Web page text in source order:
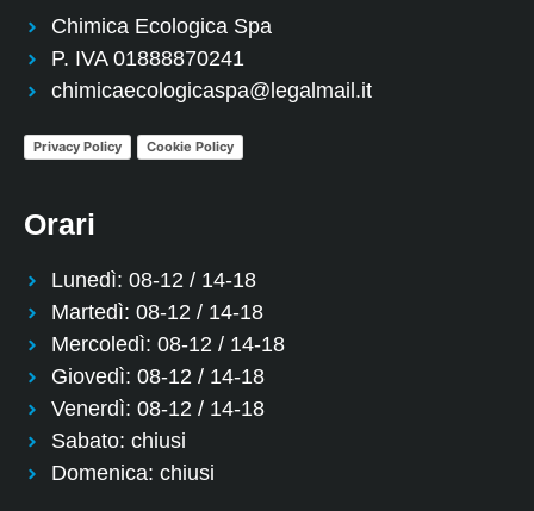
Chimica Ecologica Spa
P. IVA 01888870241
chimicaecologicaspa@legalmail.it
Privacy Policy Cookie Policy
Orari
Lunedì: 08-12 / 14-18
Martedì: 08-12 / 14-18
Mercoledì: 08-12 / 14-18
Giovedì: 08-12 / 14-18
Venerdì: 08-12 / 14-18
Sabato: chiusi
Domenica: chiusi